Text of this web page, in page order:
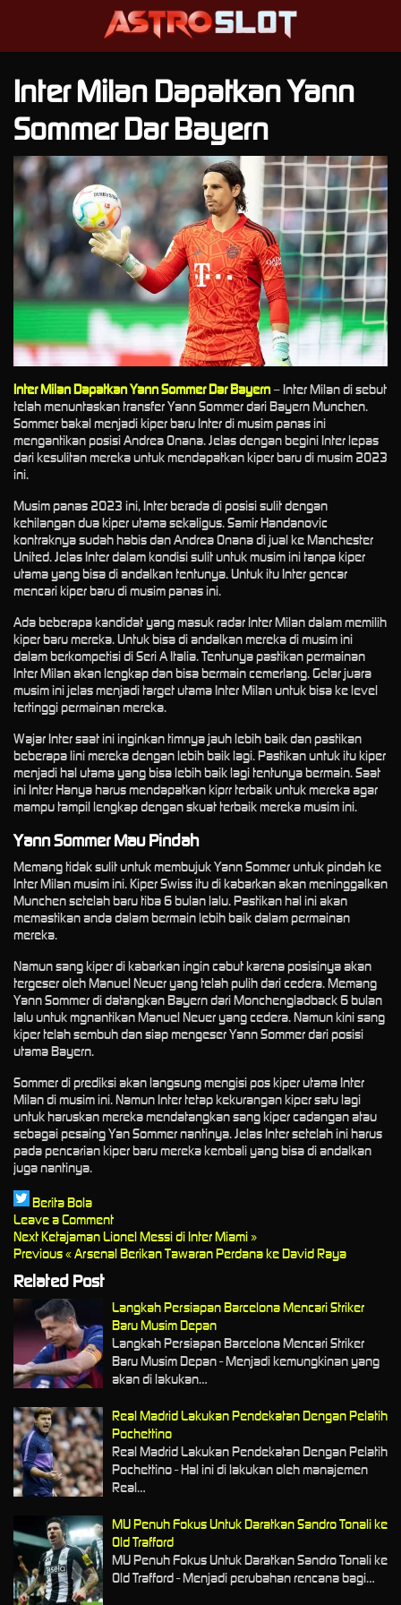
Inter Milan Dapatkan Yann
Sommer Dar Bayern
Inter Milan Dapatkan Yann Sommer Dar Bayern– Inter Milan di sebut
telah menuntaskan transfer Yann Sommer dari Bayern Munchen.
Sommer bakal menjadi kiper baru Inter di musim panas ini
mengantikan posisi Andrea Onana. Jelas dengan begini Inter lepas
dari kesulitan mereka untuk mendapatkan kiper baru di musim 2023
ini.
Musim panas 2023 ini, Inter berada di posisi sulit dengan
kehilangan dua kiper utama sekaligus. Samir Handanovic
kontraknya sudah habis dan Andrea Onana di jual ke Manchester
United. Jelas Inter dalam kondisi sulit untuk musim ini tanpa kiper
utama yang bisa di andalkan tentunya. Untuk itu Inter gencar
mencari kiper baru di musim panas ini.
Ada beberapa kandidat yang masuk radar Inter Milan dalam memilih
kiper baru mereka. Untuk bisa di andalkan mereka di musim ini
dalam berkompetisi di Seri A Italia. Tentunya pastikan permainan
Inter Milan akan lengkap dan bisa bermain cemerlang. Gelar juara
musim ini jelas menjadi target utama Inter Milan untuk bisa ke level
tertinggi permainan mereka.
Wajar Inter saat ini inginkan timnya jauh lebih baik dan pastikan
beberapa lini mereka dengan lebih baik lagi. Pastikan untuk itu kiper
menjadi hal utama yang bisa lebih baik lagi tentunya bermain. Saat
ini Inter Hanya harus mendapatkan kiprr terbaik untuk mereka agar
mampu tampil lengkap dengan skuat terbaik mereka musim ini.
Yann Sommer Mau Pindah
Memang tidak sulit untuk membujuk Yann Sommer untuk pindah ke
Inter Milan musim ini. Kiper Swiss itu di kabarkan akan meninggalkan
Munchen setelah baru tiba 6 bulan lalu. Pastikan hal ini akan
memastikan anda dalam bermain lebih baik dalam permainan
mereka.
Namun sang kiper di kabarkan ingin cabut karena posisinya akan
tergeser oleh Manuel Neuer yang telah pulih dari cedera. Memang
Yann Sommer di datangkan Bayern dari Monchengladback 6 bulan
lalu untuk mgnantikan Manuel Neuer yang cedera. Namun kini sang
kiper telah sembuh dan siap mengeser Yann Sommer dari posisi
utama Bayern.
Sommer di prediksi akan langsung mengisi pos kiper utama Inter
Milan di musim ini. Namun Inter tetap kekurangan kiper satu lagi
untuk haruskan mereka mendatangkan sang kiper cadangan atau
sebagai pesaing Yan Sommer nantinya. Jelas Inter setelah ini harus
pada pencarian kiper baru mereka kembali yang bisa di andalkan
juga nantinya.
Berita Bola
Leave a Comment
NextKetajaman Lionel Messi di Inter Miami »
Previous« Arsenal Berikan Tawaran Perdana ke David Raya
Related Post
Langkah Persiapan Barcelona Mencari Striker
Baru Musim Depan
Langkah Persiapan Barcelona Mencari Striker
Baru Musim Depan - Menjadi kemungkinan yang
akan di lakukan…
Real Madrid Lakukan Pendekatan Dengan Pelatih
Pochettino
Real Madrid Lakukan Pendekatan Dengan Pelatih
Pochettino - Hal ini di lakukan oleh manajemen
Real…
MU Penuh Fokus Untuk Daratkan Sandro Tonali ke
Old Trafford
MU Penuh Fokus Untuk Daratkan Sandro Tonali ke
Old Trafford - Menjadi perubahan rencana bagi…